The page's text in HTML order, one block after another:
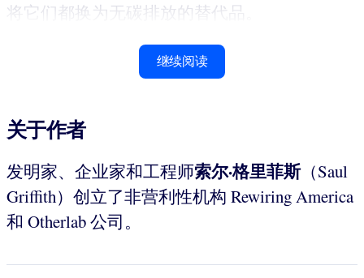
将它们都换为无碳排放的替代品。
继续阅读
关于作者
发明家、企业家和工程师索尔·格里菲斯（Saul
Griffith）创立了非营利性机构 Rewiring America
和 Otherlab 公司。